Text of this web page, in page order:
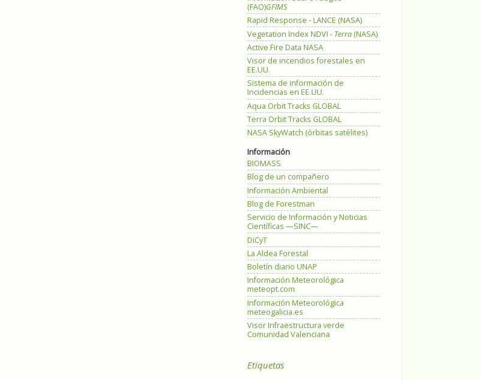
(FAO)GFIMS
Rapid Response - LANCE (NASA)
Vegetation Index NDVI - Terra (NASA)
Active Fire Data NASA
Visor de incendios forestales en
EE.UU.
Sistema de información de
Incidencias en EE.UU.
Aqua Orbit Tracks GLOBAL
Terra Orbit Tracks GLOBAL
NASA SkyWatch (órbitas satélites)
Información
BIOMASS
Blog de un compañero
Información Ambiental
Blog de Forestman
Servicio de Información y Noticias
Científicas —SINC—
DiCyT
La Aldea Forestal
Boletín diario UNAP
Información Meteorológica
meteopt.com
Información Meteorológica
meteogalicia.es
Visor Infraestructura verde
Comunidad Valenciana
Etiquetas